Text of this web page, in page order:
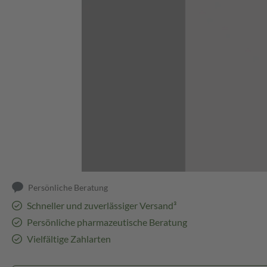
Persönliche Beratung
Schneller und zuverlässiger Versand³
Persönliche pharmazeutische Beratung
Vielfältige Zahlarten